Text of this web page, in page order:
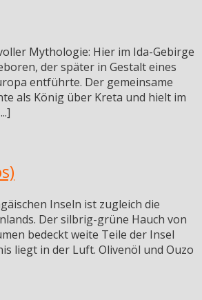
Mythologie: Hier im Ida-Gebirge
der später in Gestalt eines
entführte. Der gemeinsame
als König über Kreta und hielt im
Inseln ist zugleich die
Der silbrig-grüne Hauch von
bedeckt weite Teile der Insel
liegt in der Luft. Olivenöl und Ouzo